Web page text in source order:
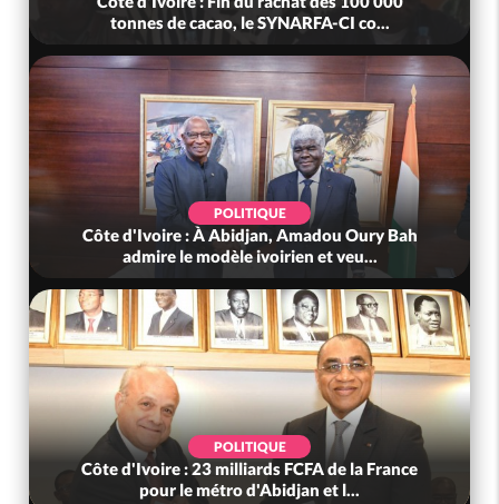
mutuelle, le SYNHA-CI saisi...
POLITIQUE
Côte d'Ivoire : Violences tragiques à Kossandji
(Mé) ayant fait 03 morts, A...
SOCIÉTÉ
Côte d'Ivoire : « On ne veut pas mourir chez
nous », crient des habitants d...